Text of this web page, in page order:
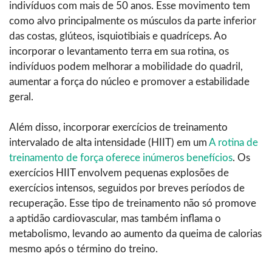
indivíduos com mais de 50 anos. Esse movimento tem
como alvo principalmente os músculos da parte inferior
das costas, glúteos, isquiotibiais e quadríceps. Ao
incorporar o levantamento terra em sua rotina, os
indivíduos podem melhorar a mobilidade do quadril,
aumentar a força do núcleo e promover a estabilidade
geral.
Além disso, incorporar exercícios de treinamento
intervalado de alta intensidade (HIIT) em um A rotina de
treinamento de força oferece inúmeros benefícios. Os
exercícios HIIT envolvem pequenas explosões de
exercícios intensos, seguidos por breves períodos de
recuperação. Esse tipo de treinamento não só promove
a aptidão cardiovascular, mas também inflama o
metabolismo, levando ao aumento da queima de calorias
mesmo após o término do treino.